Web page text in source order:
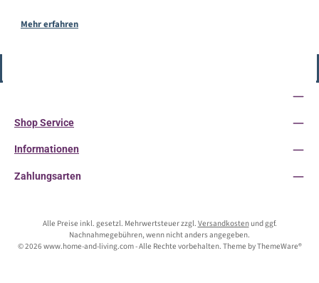
Mehr erfahren
Shop Service
Informationen
Zahlungsarten
Alle Preise inkl. gesetzl. Mehrwertsteuer zzgl. Versandkostenund ggf.
Nachnahmegebühren, wenn nicht anders angegeben.
© 2026 www.home-and-living.com - Alle Rechte vorbehalten. Theme byThemeWare®